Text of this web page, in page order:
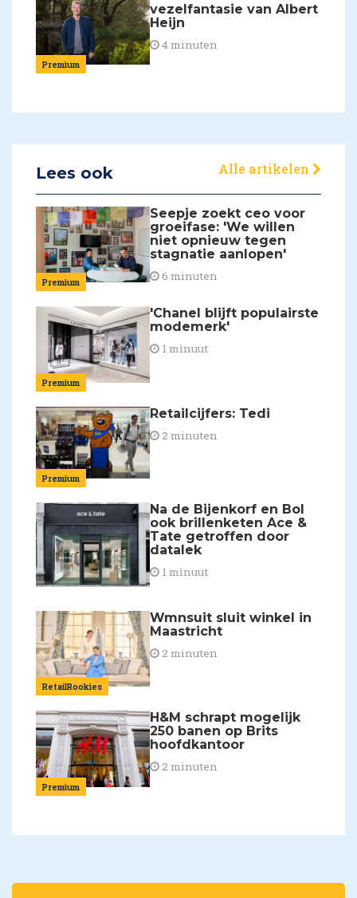
Premium
vezelfantasie van Albert
Heijn
4 minuten
Lees ook Alle artikelen
Premium
Seepje zoekt ceo voor
groeifase: 'We willen
niet opnieuw tegen
stagnatie aanlopen'
6 minuten
Premium
'Chanel blijft populairste
modemerk'
1 minuut
Premium
Retailcijfers: Tedi
2 minuten
Na de Bijenkorf en Bol
ook brillenketen Ace &
Tate getroffen door
datalek
1 minuut
RetailRookies
Wmnsuit sluit winkel in
Maastricht
2 minuten
Premium
H&M schrapt mogelijk
250 banen op Brits
hoofdkantoor
2 minuten